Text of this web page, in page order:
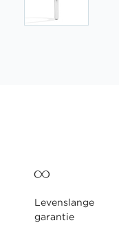
Levenslange
garantie